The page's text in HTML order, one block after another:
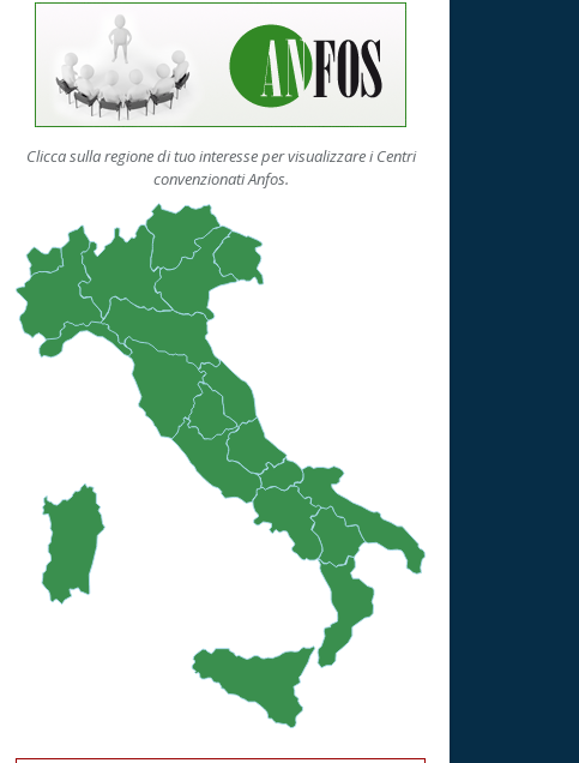
Clicca sulla regione di tuo interesse per visualizzare i Centri
convenzionati Anfos.